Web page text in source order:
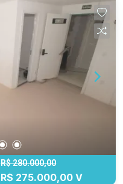
R$ 280.000,00
R$ 275.000,00 V